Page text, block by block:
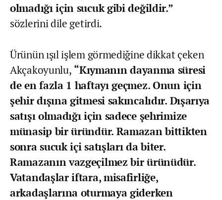
olmadığı için sucuk gibi değildir.”
sözlerini dile getirdi.
Ürünün ışıl işlem görmediğine dikkat çeken
Akçakoyunlu, “Kıymanın dayanma süresi
de en fazla 1 haftayı geçmez. Onun için
şehir dışına gitmesi sakıncalıdır. Dışarıya
satışı olmadığı için sadece şehrimize
münasip bir üründür. Ramazan bittikten
sonra sucuk içi satışları da biter.
Ramazanın vazgeçilmez bir ürünüdür.
Vatandaşlar iftara, misafirliğe,
arkadaşlarına oturmaya giderken